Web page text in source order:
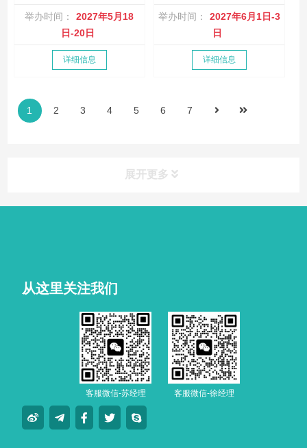
举办时间：
2027年5月18
日-20日
详细信息
举办时间：
2027年6月1日-3
日
详细信息
1 2 3 4 5 6 7
展开更多
从这里关注我们
客服微信-苏经理 客服微信-徐经理